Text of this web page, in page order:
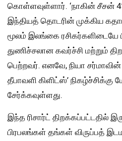
கொள்ளவுள்ளார். ‘நாகின் சீசன்
இந்தியத் தொடரின் முக்கிய
மூலம் இலங்கை ரசிகர்களிடையே
துணிச்சலான கவர்ச்சி மற்றும்
பெற்றவர். எனவே, நியா
தீபாவளி கிளிட்ஸ்’ நிகழ்ச்சிக்கு
சேர்க்கவுள்ளது.
இந்த ரிசார்ட் திறக்கப்பட்டதில்
பிரபலங்கள் தங்கள் விருப்பத்